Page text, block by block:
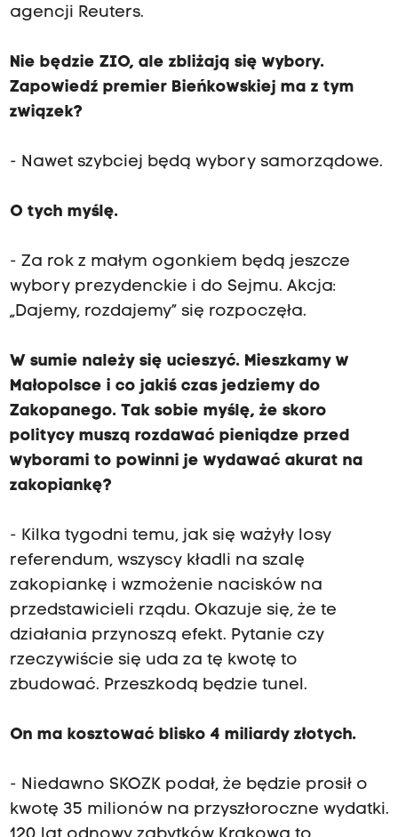
agencji Reuters.
Nie będzie ZIO, ale zbliżają się wybory.
Zapowiedź premier Bieńkowskiej ma z tym
związek?
- Nawet szybciej będą wybory samorządowe.
O tych myślę.
- Za rok z małym ogonkiem będą jeszcze
wybory prezydenckie i do Sejmu. Akcja:
„Dajemy, rozdajemy” się rozpoczęła.
W sumie należy się ucieszyć. Mieszkamy w
Małopolsce i co jakiś czas jedziemy do
Zakopanego. Tak sobie myślę, że skoro
politycy muszą rozdawać pieniądze przed
wyborami to powinni je wydawać akurat na
zakopiankę?
- Kilka tygodni temu, jak się ważyły losy
referendum, wszyscy kładli na szalę
zakopiankę i wzmożenie nacisków na
przedstawicieli rządu. Okazuje się, że te
działania przynoszą efekt. Pytanie czy
rzeczywiście się uda za tę kwotę to
zbudować. Przeszkodą będzie tunel.
On ma kosztować blisko 4 miliardy złotych.
- Niedawno SKOZK podał, że będzie prosił o
kwotę 35 milionów na przyszłoroczne wydatki.